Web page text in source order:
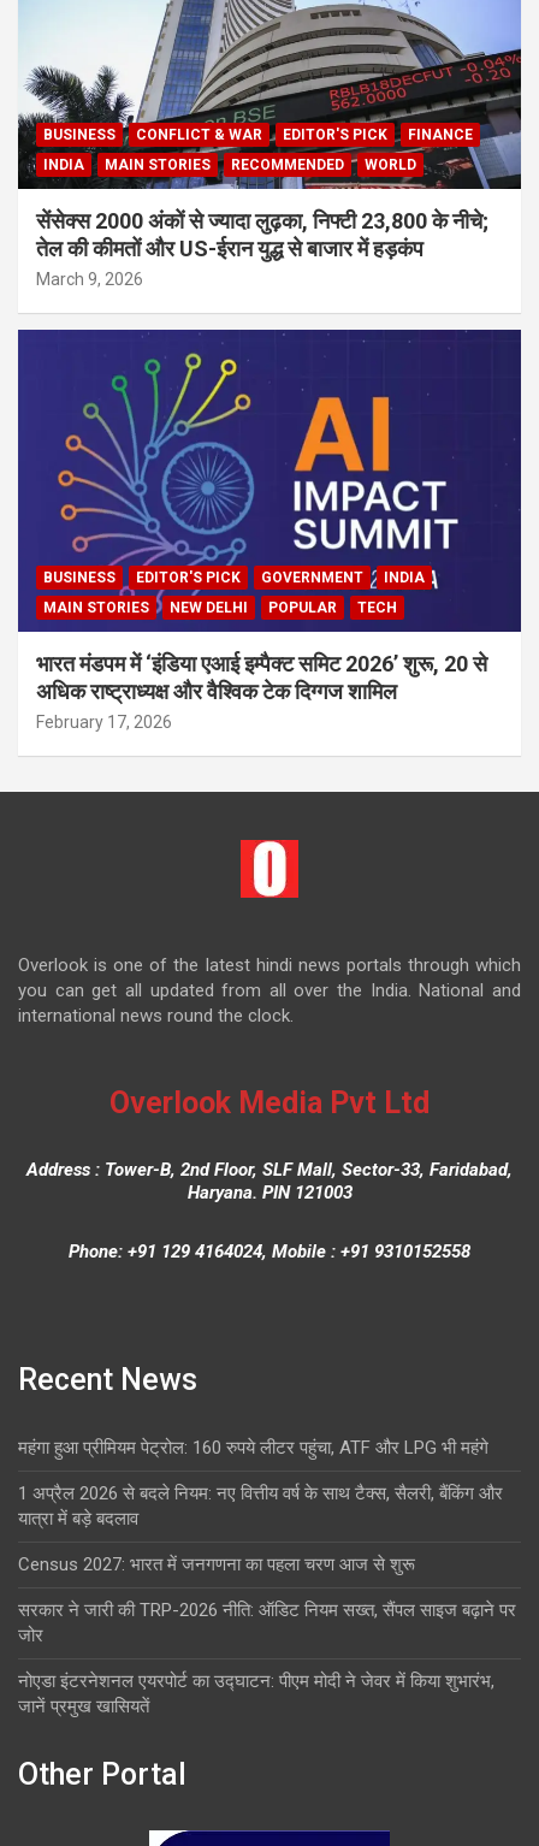
BUSINESS CONFLICT & WAR EDITOR'S PICK
FINANCE
INDIA
MAIN STORIES RECOMMENDED WORLD
सेंसेक्स 2000 अंकों से ज्यादा लुढ़का, निफ्टी 23,800 के नीचे;
तेल की कीमतों और US-ईरान युद्ध से बाजार में हड़कंप
March 9, 2026
BUSINESS EDITOR'S PICK GOVERNMENT
INDIA
MAIN STORIES
NEW DELHI POPULAR TECH
भारत मंडपम में ‘इंडिया एआई इम्पैक्ट समिट 2026’ शुरू, 20 से
अधिक राष्ट्राध्यक्ष और वैश्विक टेक दिग्गज शामिल
February 17, 2026
Overlook is one of the latest hindi news portals through which
you can get all updated from all over the India. National and
international news round the clock.
Overlook Media Pvt Ltd
Address : Tower-B, 2nd Floor, SLF Mall, Sector-33, Faridabad,
Haryana. PIN 121003
Phone: +91 129 4164024, Mobile : +91 9310152558
Recent News
महंगा हुआ प्रीमियम पेट्रोल: 160 रुपये लीटर पहुंचा, ATF और LPG भी महंगे
1 अप्रैल 2026 से बदले नियम: नए वित्तीय वर्ष के साथ टैक्स, सैलरी, बैंकिंग और
यात्रा में बड़े बदलाव
Census 2027: भारत में जनगणना का पहला चरण आज से शुरू
सरकार ने जारी की TRP-2026 नीति: ऑडिट नियम सख्त, सैंपल साइज बढ़ाने पर
जोर
नोएडा इंटरनेशनल एयरपोर्ट का उद्घाटन: पीएम मोदी ने जेवर में किया शुभारंभ,
जानें प्रमुख खासियतें
Other Portal